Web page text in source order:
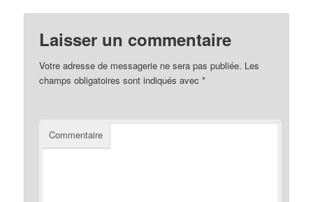
Laisser un commentaire
Votre adresse de messagerie ne sera pas publiée. Les
champs obligatoires sont indiqués avec*
Commentaire